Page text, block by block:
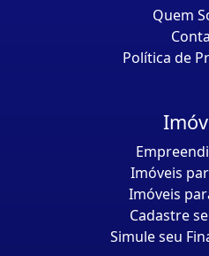
Quem
Política de
Imóveis
Imóveis
Cadastre
Simule seu